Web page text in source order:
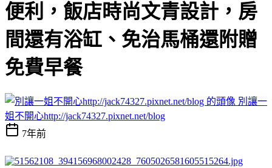
便利，飯店時尚文青設計，房
間還有浴缸、免治馬桶還附贈
免費早餐
別讓一
姐不開心http://jack74327.pixnet.net/blog
7年前